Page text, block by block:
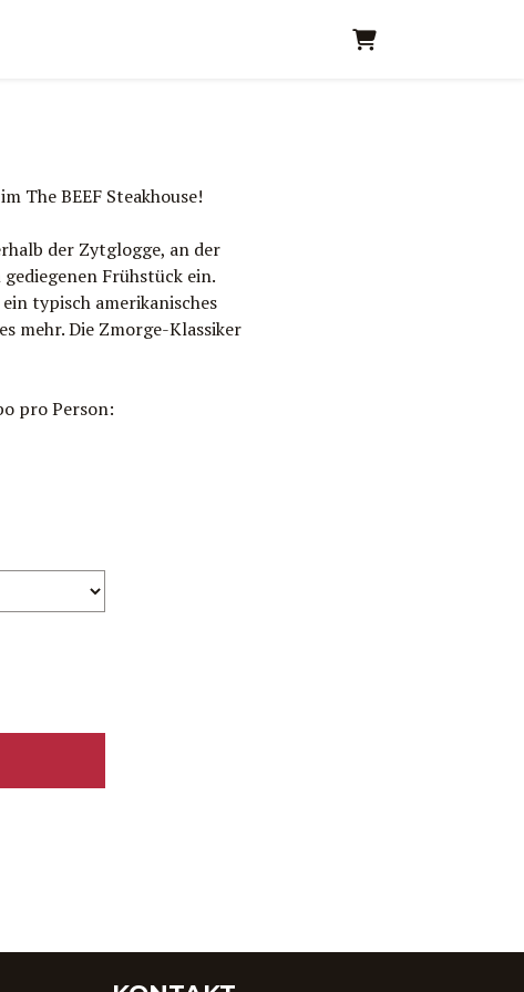
Warenkorb
The BEEF Steakhouse!
der Zytglogge, an der
Frühstück ein.
typisch amerikanisches
mehr. Die Zmorge-Klassiker
pro Person: